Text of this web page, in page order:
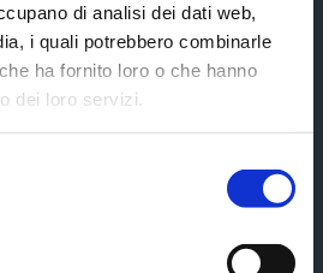
di analisi dei dati web,
i quali potrebbero combinarle
ha fornito loro o che hanno
dei loro servizi.